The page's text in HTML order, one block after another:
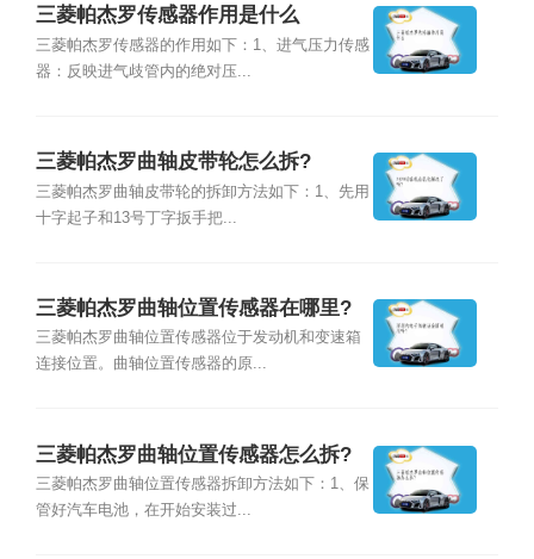
三菱帕杰罗传感器作用是什么
三菱帕杰罗传感器的作用如下：1、进气压力传感
器：反映进气歧管内的绝对压...
三菱帕杰罗曲轴皮带轮怎么拆?
三菱帕杰罗曲轴皮带轮的拆卸方法如下：1、先用
十字起子和13号丁字扳手把...
三菱帕杰罗曲轴位置传感器在哪里?
三菱帕杰罗曲轴位置传感器位于发动机和变速箱
连接位置。曲轴位置传感器的原...
三菱帕杰罗曲轴位置传感器怎么拆?
三菱帕杰罗曲轴位置传感器拆卸方法如下：1、保
管好汽车电池，在开始安装过...